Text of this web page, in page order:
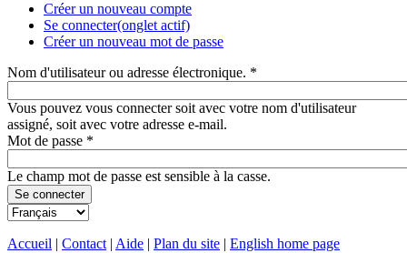
Créer un nouveau compte
Se connecter(onglet actif)
Créer un nouveau mot de passe
Nom d'utilisateur ou adresse électronique. *
Vous pouvez vous connecter soit avec votre nom d'utilisateur
assigné, soit avec votre adresse e-mail.
Mot de passe *
Le champ mot de passe est sensible à la casse.
Accueil | Contact| Aide | Plan du site | English home page